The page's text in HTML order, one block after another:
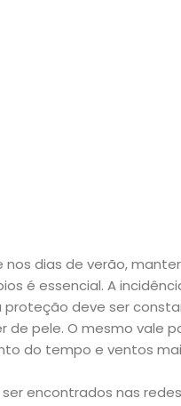
nos dias de verão,
é essencial. A
deve ser
pele. O mesmo vale
do tempo e ventos
encontrados nas